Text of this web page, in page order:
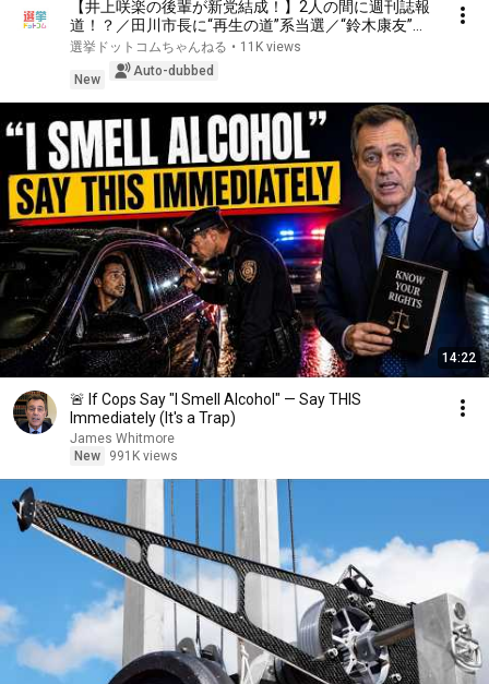
【井上咲楽の後輩が新党結成！】2人の間に週刊誌報
道！？／田川市長に“再生の道”系当選／“鈴木康友”氏
が事務所侵入で辞職願【井上咲楽×山本期日前】｜選
挙ドットコムちゃんねる
選挙ドットコムちゃんねる • 11K views
New
Auto-dubbed
14:22
🚨 If Cops Say "I Smell Alcohol" — Say THIS
Immediately (It's a Trap)
James Whitmore
New
991K views